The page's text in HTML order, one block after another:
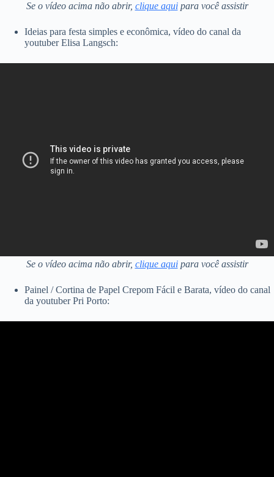
Se o vídeo acima não abrir, clique aquipara você assistir
Ideias para festa simples e econômica, vídeo do canal da
youtuber Elisa Langsch:
Se o vídeo acima não abrir, clique aquipara você assistir
Painel / Cortina de Papel Crepom Fácil e Barata, vídeo do canal
da youtuber Pri Porto: